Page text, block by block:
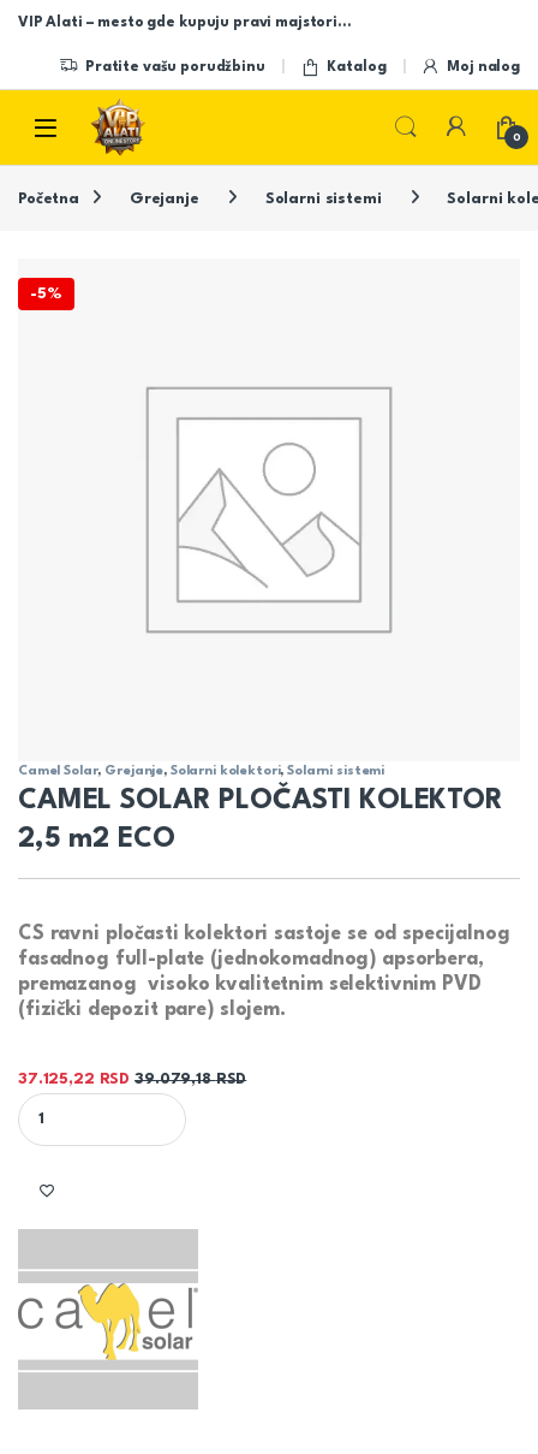
Skip to navigation
Skip to content
VIP Alati – mesto gde kupuju pravi majstori…
Pratite vašu porudžbinu Katalog Moj nalog
Open
0
Početna Grejanje Solarni sistemi Solarni
-5%
Camel Solar, Grejanje, Solarni kolektori,Solarni sistemi
CAMEL SOLAR PLOČASTI KOLEKTOR
2,5 m2 ECO
CS ravni pločasti kolektori sastoje se od specijalnog
fasadnog full-plate (jednokomadnog) apsorbera,
premazanog visoko kvalitetnim selektivnim PVD
(fizički depozit pare) slojem.
37.125,22 RSD 39.079,18RSD
CAMEL SOLAR PLOČASTI KOLEKTOR 2,5 m2 ECO quantity